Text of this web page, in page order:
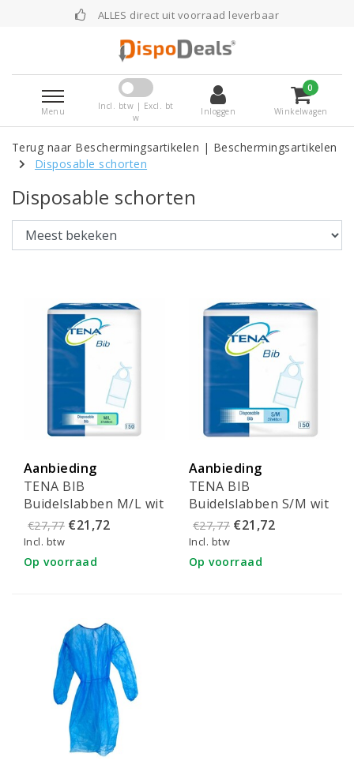
ALLES direct uit voorraad leverbaar
Menu
Incl. btw | Excl. bt
w
Inloggen
0
Winkelwagen
Terug naar Beschermingsartikelen | Beschermingsartikelen
Disposable schorten
Disposable schorten
Aanbieding
TENA BIB
Buidelslabben M/L wit
(150st) - 720610
€27,77 €21,72
Incl. btw
Op voorraad
Aanbieding
TENA BIB
Buidelslabben S/M wit
(150st) - 720510
€27,77 €21,72
Incl. btw
Op voorraad